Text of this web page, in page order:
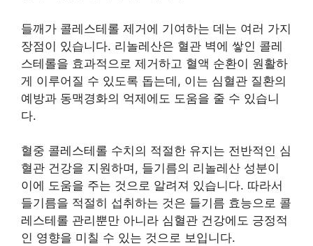
들깨가 콜레스테롤 제거에 기여하는 데는 여러 가지
장점이 있습니다. 리놀레산은 혈관 벽에 쌓인 콜레
스테롤을 효과적으로 제거하고 혈액 순환이 원활하
게 이루어질 수 있도록 돕는데, 이는 심혈관 질환의
예방과 동맥경화의 억제에도 도움을 줄 수 있습니
다.
혈중 콜레스테롤 수치의 적절한 유지는 전반적인 심
혈관 건강을 지원하며, 들기름의 리놀레산 성분이
이에 도움을 주는 것으로 알려져 있습니다. 따라서
들기름을 적절히 섭취하는 것은 들기름 효능으로 콜
레스테롤 관리뿐만 아니라 심혈관 건강에도 긍정적
인 영향을 미칠 수 있는 것으로 보입니다.